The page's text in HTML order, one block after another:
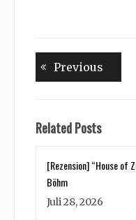
Previous
Related Posts
[Rezension] “House of
Böhm
Juli 28, 2026